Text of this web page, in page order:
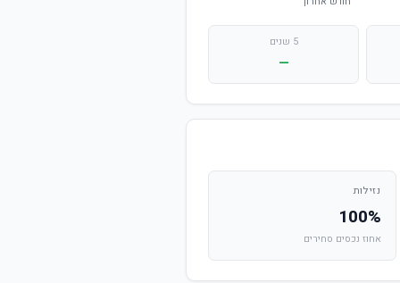
5 שנים
—
נזילות
100%
אחוז נכסים סחירים